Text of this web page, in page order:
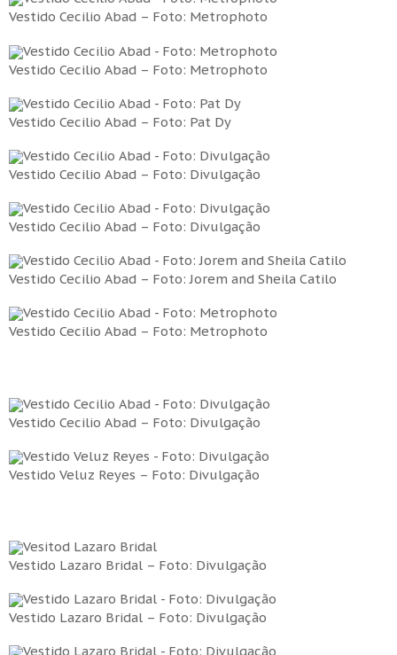
Vestido Cecilio Abad – Foto: Metrophoto
Vestido Cecilio Abad – Foto: Metrophoto
Vestido Cecilio Abad – Foto: Pat Dy
Vestido Cecilio Abad – Foto: Divulgação
Vestido Cecilio Abad – Foto: Divulgação
Vestido Cecilio Abad – Foto: Jorem and Sheila Catilo
Vestido Cecilio Abad – Foto: Metrophoto
Vestido Cecilio Abad – Foto: Divulgação
Vestido Veluz Reyes – Foto: Divulgação
Vestido Lazaro Bridal – Foto: Divulgação
Vestido Lazaro Bridal – Foto: Divulgação